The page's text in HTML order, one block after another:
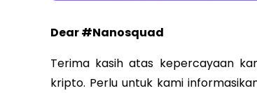
Dear #Nanosquad
Terima kasih atas kepercayaan
kripto. Perlu untuk kami